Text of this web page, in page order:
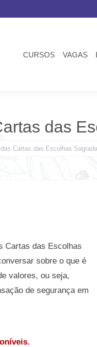
CURSOS VAGAS
das
Cartas das Escolhas
Cartas das Escolhas
sobre o que é
valores, ou seja,
de segurança em